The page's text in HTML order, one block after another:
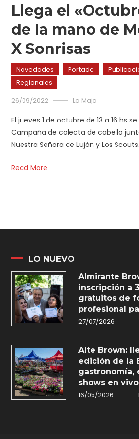
Llega el
de la mano de
X Sonrisas
Novedades Portada
Regionales
26/09/2022
La Maja
El jueves 1 de octubre de 13 a 16 hs
Campaña de colecta de cabello
Nuestra Señora de Luján y Los
Read More
LO NUEVO
Almirante
inscripción a
gratuitos de
profesional
27/07/2026
Alte Brown:
edición de la
gastronomía,
shows en vivo
16/05/2026